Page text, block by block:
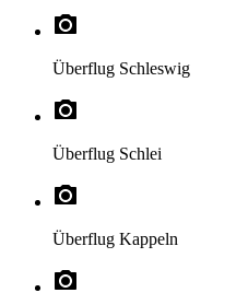
Überflug Schleswig
Überflug Schlei
Überflug Kappeln